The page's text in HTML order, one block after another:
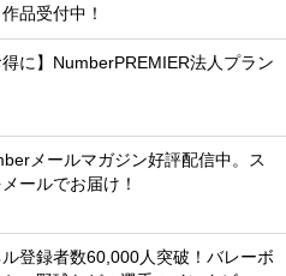
品受付中！
得に】NumberPREMIER法人プラン
メールマガジン好評配信中。ス
ールでお届け！
登録者数60,000人突破！バレーボ